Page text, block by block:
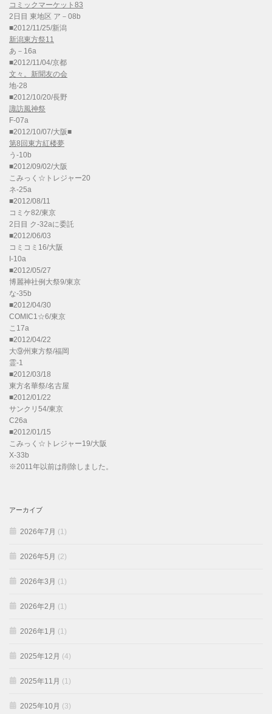
コミックマーケット83
2日目 東地区 ア－08b
■2012/11/25/新潟
新潟東方祭11
あ－16a
■2012/11/04/京都
文々。新聞友の会
地-28
■2012/10/20/長野
諏訪風神祭
F-07a
■2012/10/07/大阪■
第8回東方紅楼夢
う-10b
■2012/09/02/大阪
こみっく☆トレジャー20
ネ-25a
■2012/08/11
コミケ82/東京
2日目 ク-32aに委託
■2012/06/03
コミコミ16/大阪
I-10a
■2012/05/27
博麗神社例大祭9/東京
な-35b
■2012/04/30
COMIC1☆6/東京
こ17a
■2012/04/22
大⑨州東方祭/福岡
霊-1
■2012/03/18
東方名華祭/名古屋
■2012/01/22
サンクリ54/東京
C26a
■2012/01/15
こみっく☆トレジャー19/大阪
X-33b
※2011年以前は削除しました。
アーカイブ
2026年7月 (1)
2026年5月 (2)
2026年3月 (1)
2026年2月 (1)
2026年1月 (1)
2025年12月 (4)
2025年11月 (1)
2025年10月 (3)